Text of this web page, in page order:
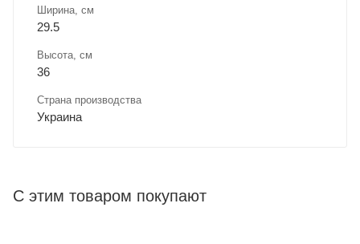
Ширина, cм
29.5
Высота, см
36
Страна производства
Украина
С этим товаром покупают